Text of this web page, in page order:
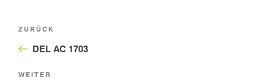
Beitragsnavigation
Vorheriger
Beitrag
ZURÜCK
DEL AC 1703
Nächster
WEITER